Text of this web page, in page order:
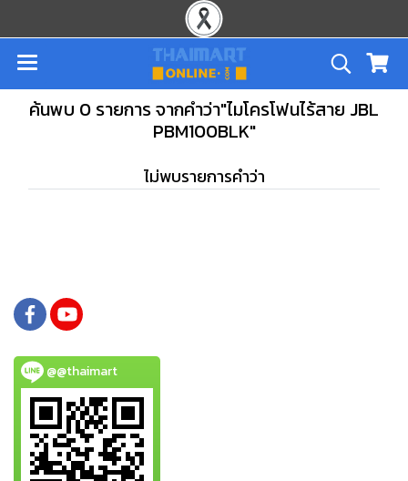
ค้นพบ 0 รายการ จากคำว่า"ไมโครโฟนไร้สาย JBL
PBM100BLK"
ไม่พบรายการคำว่า
@@thaimart